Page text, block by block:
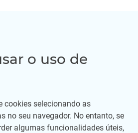
o uso de
cookies selecionando as
no seu navegador. No entanto, se
algumas funcionalidades úteis,